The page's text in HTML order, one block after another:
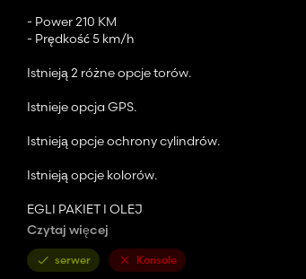
- Power 210 KM
- Prędkość 5 km/h
Istnieją 2 różne opcje torów.
Istnieje opcja GPS.
Istnieją opcje ochrony cylindrów.
Istnieją opcje kolorów.
EGLI PAKIET I OLEJ
(Wiem, że w dzienniku jest kilka błędów)
Czytaj więcej
serwer Konsole